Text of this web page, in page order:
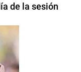
de la sesión